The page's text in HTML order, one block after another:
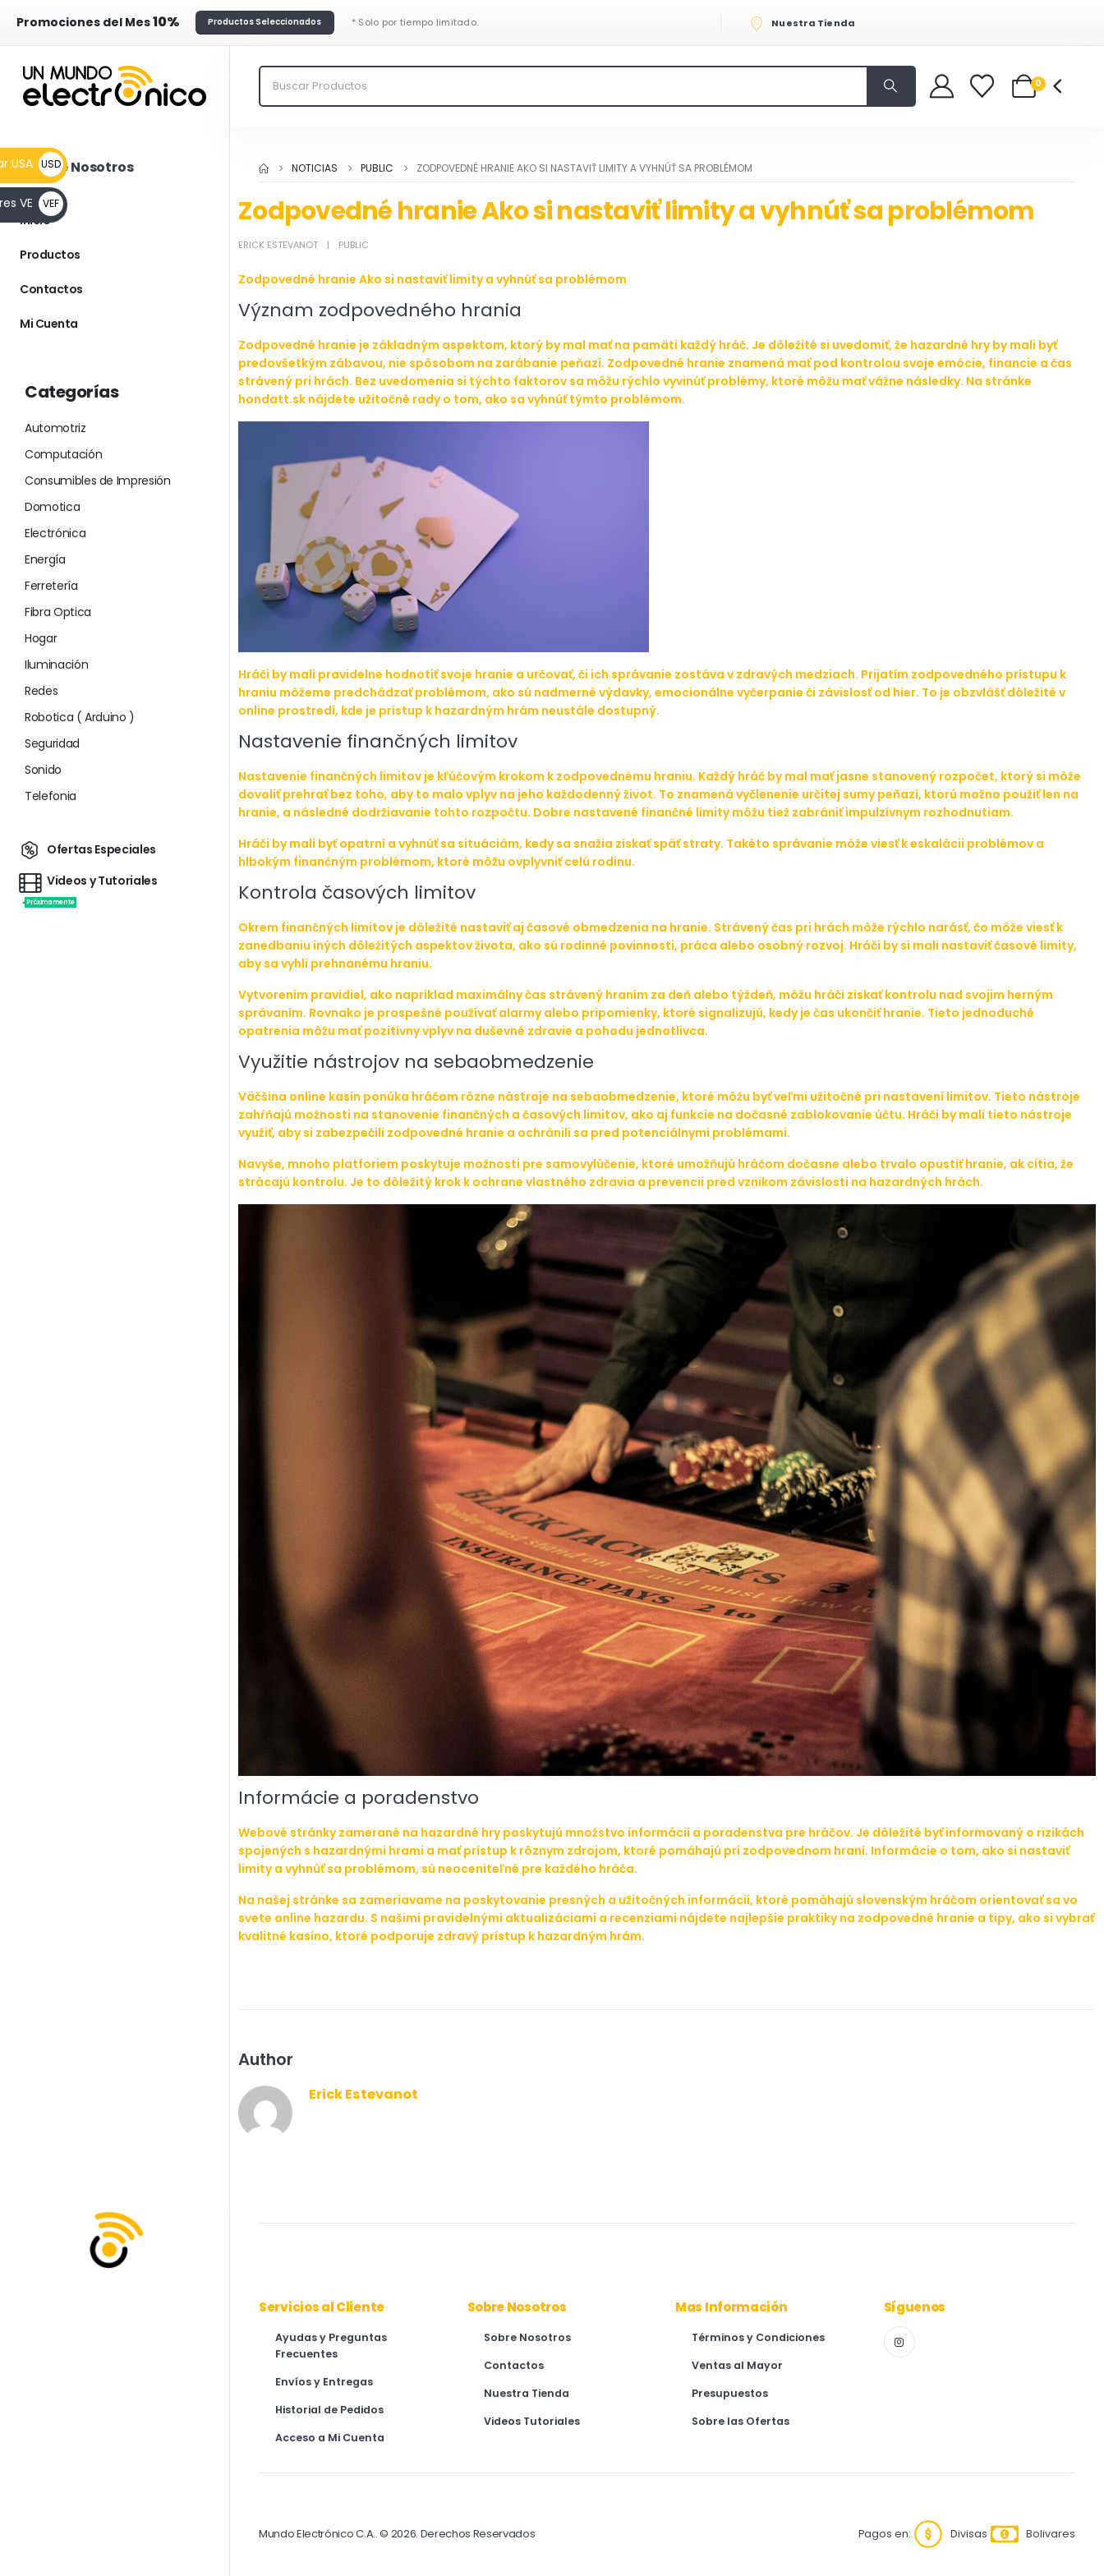
Promociones del Mes10% Productos Seleccionados * Solo por tiempo limitado. Nuestra Tienda
0
NOTICIAS PUBLIC ZODPOVEDNÉ HRANIE AKO SI NASTAVIŤ LIMITY A VYHNÚŤ SA PROBLÉMOM
Zodpovedné hranie Ako si nastaviť limity a vyhnúť sa problémom
ERICK ESTEVANOT PUBLIC
Zodpovedné hranie Ako si nastaviť limity a vyhnúť sa problémom
Význam zodpovedného hrania
Zodpovedné hranie je základným aspektom, ktorý by mal mať na pamäti každý hráč. Je dôležité si uvedomiť, že hazardné hry by mali byť
predovšetkým zábavou, nie spôsobom na zarábanie peňazí. Zodpovedné hranie znamená mať pod kontrolou svoje emócie, financie a čas
strávený pri hrách. Bez uvedomenia si týchto faktorov sa môžu rýchlo vyvinúť problémy, ktoré môžu mať vážne následky. Na stránke
hondatt.sk nájdete užitočné rady o tom, ako sa vyhnúť týmto problémom.
Hráči by mali pravidelne hodnotiť svoje hranie a určovať, či ich správanie zostáva v zdravých medziach. Prijatím zodpovedného prístupu k
hraniu môžeme predchádzať problémom, ako sú nadmerné výdavky, emocionálne vyčerpanie či závislosť od hier. To je obzvlášť dôležité v
online prostredí, kde je prístup k hazardným hrám neustále dostupný.
Nastavenie finančných limitov
Nastavenie finančných limitov je kľúčovým krokom k zodpovednému hraniu. Každý hráč by mal mať jasne stanovený rozpočet, ktorý si môže
dovoliť prehrať bez toho, aby to malo vplyv na jeho každodenný život. To znamená vyčlenenie určitej sumy peňazí, ktorú možno použiť len na
hranie, a následné dodržiavanie tohto rozpočtu. Dobre nastavené finančné limity môžu tiež zabrániť impulzívnym rozhodnutiam.
Hráči by mali byť opatrní a vyhnúť sa situáciám, kedy sa snažia získať späť straty. Takéto správanie môže viesť k eskalácii problémov a
hlbokým finančným problémom, ktoré môžu ovplyvniť celú rodinu.
Kontrola časových limitov
Okrem finančných limitov je dôležité nastaviť aj časové obmedzenia na hranie. Strávený čas pri hrách môže rýchlo narásť, čo môže viesť k
zanedbaniu iných dôležitých aspektov života, ako sú rodinné povinnosti, práca alebo osobný rozvoj. Hráči by si mali nastaviť časové limity,
aby sa vyhli prehnanému hraniu.
Vytvorením pravidiel, ako napríklad maximálny čas strávený hraním za deň alebo týždeň, môžu hráči získať kontrolu nad svojim herným
správaním. Rovnako je prospešné používať alarmy alebo pripomienky, ktoré signalizujú, kedy je čas ukončiť hranie. Tieto jednoduché
opatrenia môžu mať pozitívny vplyv na duševné zdravie a pohodu jednotlivca.
Využitie nástrojov na sebaobmedzenie
Väčšina online kasín ponúka hráčom rôzne nástroje na sebaobmedzenie, ktoré môžu byť veľmi užitočné pri nastavení limitov. Tieto nástroje
zahŕňajú možnosti na stanovenie finančných a časových limitov, ako aj funkcie na dočasné zablokovanie účtu. Hráči by mali tieto nástroje
využiť, aby si zabezpečili zodpovedné hranie a ochránili sa pred potenciálnymi problémami.
Navyše, mnoho platforiem poskytuje možnosti pre samovylúčenie, ktoré umožňujú hráčom dočasne alebo trvalo opustiť hranie, ak cítia, že
strácajú kontrolu. Je to dôležitý krok k ochrane vlastného zdravia a prevencii pred vznikom závislosti na hazardných hrách.
Informácie a poradenstvo
Webové stránky zamerané na hazardné hry poskytujú množstvo informácií a poradenstva pre hráčov. Je dôležité byť informovaný o rizikách
spojených s hazardnými hrami a mať prístup k rôznym zdrojom, ktoré pomáhajú pri zodpovednom hraní. Informácie o tom, ako si nastaviť
limity a vyhnúť sa problémom, sú neoceniteľné pre každého hráča.
Na našej stránke sa zameriavame na poskytovanie presných a užitočných informácií, ktoré pomáhajú slovenským hráčom orientovať sa vo
svete online hazardu. S našimi pravidelnými aktualizáciami a recenziami nájdete najlepšie praktiky na zodpovedné hranie a tipy, ako si vybrať
kvalitné kasíno, ktoré podporuje zdravý prístup k hazardným hrám.
Author
Erick Estevanot
Más de Nosotros
Inicio
Productos
Contactos
Mi Cuenta
Categorías
Automotriz
Computación
Consumibles de Impresión
Domotica
Electrónica
Energía
Ferretería
Fibra Optica
Hogar
Iluminación
Redes
Robotica ( Arduino )
Seguridad
Sonido
Telefonia
Ofertas Especiales
Videos y Tutoriales
Próximamente
Servicios al Cliente
Ayudas y Preguntas
Frecuentes
Envíos y Entregas
Historial de Pedidos
Acceso a Mi Cuenta
Sobre Nosotros
Sobre Nosotros
Contactos
Nuestra Tienda
Videos Tutoriales
Mas Información
Términos y Condiciones
Ventas al Mayor
Presupuestos
Sobre las Ofertas
Síguenos
Mundo Electrónico C.A.. © 2026. Derechos Reservados Pagos en: Divisas Bolivares
USA USD
__FLAG
$
VE
VEF
__FLAG